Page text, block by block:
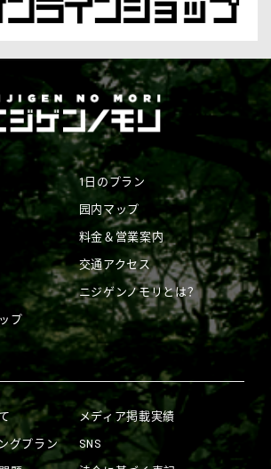
プ
1日のプラン
园内マップ
料金＆営業案内
交通アクセス
ニジゲンノモリとは？
グプラン
メディア掲載実績
SNS